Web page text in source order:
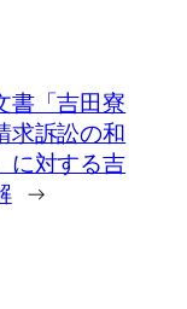
書「吉田寮
求訴訟の和
に対する吉
→